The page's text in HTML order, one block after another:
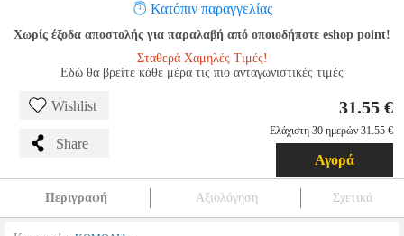
Κατόπιν παραγγελίας
Χωρίς έξοδα αποστολής για παραλαβή από οποιοδήποτε eshop point!
Σταθερά Χαμηλές Τιμές!
Εδώ θα βρείτε κάθε μέρα τις πιο ανταγωνιστικές τιμές
Wishlist
Share
31.55 €
Ελάχιστη 30 ημερών 31.55 €
Αγορά
Περιγραφή Αξιολόγηση Σχετικά